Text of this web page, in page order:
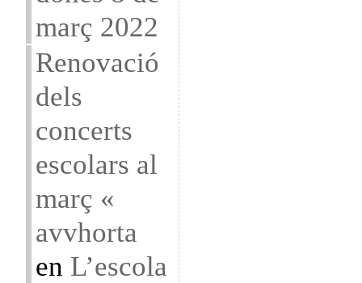
març 2022
Renovació
dels
concerts
escolars al
març «
avvhorta
en L’escola